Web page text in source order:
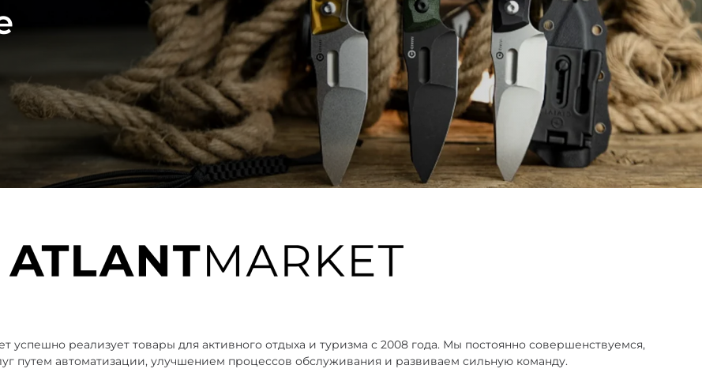
успешно реализует товары для активного отдыха и туризма с 2008 года. Мы постоянно совершенствуемся,
путем автоматизации, улучшением процессов обслуживания и развиваем сильную команду.